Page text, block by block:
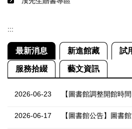
:::
最新消息 新進館藏 試
服務拾綴 藝文資訊
2026-06-23 【圖書館調整開館時間】115年度暑假期間，115年6月29日(一
2026-06-17 【圖書館公告】圖書館大小團體室空間